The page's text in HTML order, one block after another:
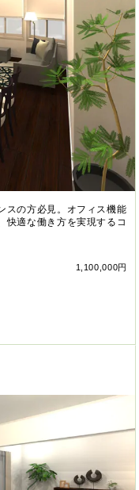
スの方必見。オフィス機能
快適な働き方を実現するコ
1,100,000円